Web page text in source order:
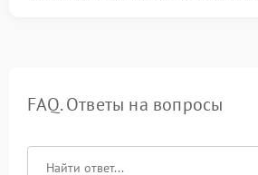
FAQ. Ответы на вопросы